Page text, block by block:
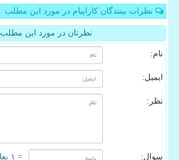
نظرات بینندگان کاراپیام در مورد این مطلب
نظرتان در مورد این مطلب
نام:
ایمیل:
نظر:
سوال: = ۱ بعلاوه ۱